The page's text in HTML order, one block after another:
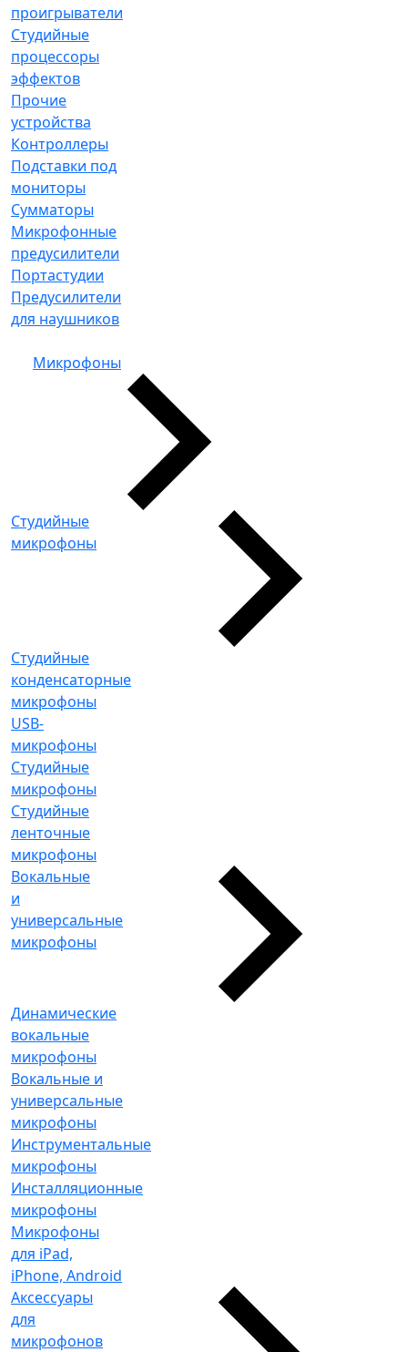
проигрыватели
Студийные
процессоры
эффектов
Прочие
устройства
Контроллеры
Подставки под
мониторы
Сумматоры
Микрофонные
предусилители
Портастудии
Предусилители
для наушников
Микрофоны
Студийные
микрофоны
Студийные
конденсаторные
микрофоны
USB-
микрофоны
Студийные
микрофоны
Студийные
ленточные
микрофоны
Вокальные
и
универсальные
микрофоны
Динамические
вокальные
микрофоны
Вокальные и
универсальные
микрофоны
Инструментальные
микрофоны
Инсталляционные
микрофоны
Микрофоны
для iPad,
iPhone, Android
Аксессуары
для
микрофонов